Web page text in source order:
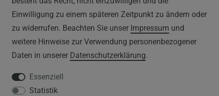
IMPRESSUM
DATENSCHUTZERKLÄRUNG
HINWEISE ZUM ELEKTROGESETZ
SERVICE
Einwilligung zu einem späteren Zeitpunkt zu ändern oder
zu widerrufen. Beachten Sie unser Impressum und
weitere Hinweise zur Verwendung personenbezogener
Daten in unserer Daten­schutz­erklärung.
Essenziell
Statistik